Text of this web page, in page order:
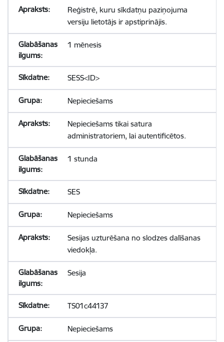
Reģistrē, kuru sīkdatņu paziņojuma
versiju lietotājs ir apstiprinājis.
1 mēnesis
SESS<ID>
Nepieciešams
Nepieciešams tikai satura
administratoriem, lai autentificētos.
1 stunda
SES
Nepieciešams
Sesijas uzturēšana no slodzes dalīšanas
viedokļa.
Sesija
TS01c44137
Nepieciešams